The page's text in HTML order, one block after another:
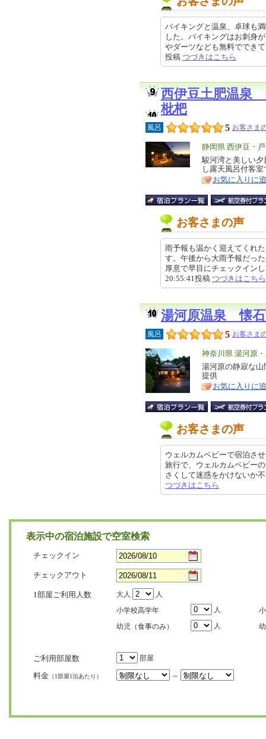
バイキングと温泉、卓球も
した。バイキングはお刺身
やダーツなども無料ででき
投稿 つづきはこちら
西伊豆土肥温
枇杷
風呂 5 お客さま
エ
リ
ア
静岡県 西伊豆・
特
徴
駿河湾と美しい
し露天風呂付客
お気に入りに
お客さまの声
雨予報も温かく迎えてくれ
す。午後から大雨予報だっ
厚意で早目にチェックイン
20:55:41投稿 つづきはこちら
湯河原温泉 懐
風呂 5 お客さま
エ
リ
ア
神奈川県 湯河原
特
徴
湯河原の静寂な
提供
お気に入りに
お客さまの声
ウェルカムベビーで宿泊さ
旅行で、ウェルカムベビー
さくして迷惑をかけないか
つづきはこちら
表示中の宿泊施設で空室検索
チェックイン
チェックアウト
1部屋ご利用人数 大人
人
小学校高学年
人
幼児（食事のみ）
人
ご利用部屋数 部屋
料金 （1部屋1泊あたり） ～